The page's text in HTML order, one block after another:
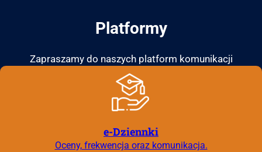
Platformy
Zapraszamy do naszych platform komunikacji
e-Dziennki
Oceny,frekwencja oraz komunikacja.